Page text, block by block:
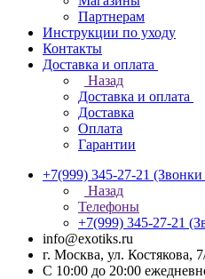
Партнерам
Инструкции по уходу
Контакты
Доставка и оплата
Назад
Доставка и оплата
Доставка
Оплата
Гарантии
+7(999) 345-27-21 (Звонки
Назад
Телефоны
+7(999) 345-27-21
info@exotiks.ru
г. Москва, ул. Костякова,
С 10:00 до 20:00